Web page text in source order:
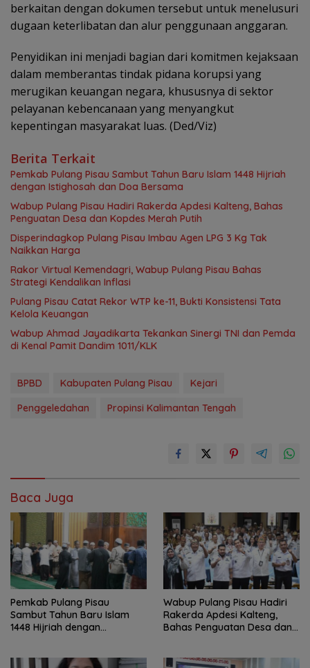
berkaitan dengan dokumen tersebut untuk menelusuri
dugaan keterlibatan dan alur penggunaan anggaran.
Penyidikan ini menjadi bagian dari komitmen kejaksaan
dalam memberantas tindak pidana korupsi yang
merugikan keuangan negara, khususnya di sektor
pelayanan kebencanaan yang menyangkut
kepentingan masyarakat luas. (Ded/Viz)
Berita Terkait
Pemkab Pulang Pisau Sambut Tahun Baru Islam 1448 Hijriah
dengan Istighosah dan Doa Bersama
Wabup Pulang Pisau Hadiri Rakerda Apdesi Kalteng, Bahas
Penguatan Desa dan Kopdes Merah Putih
Disperindagkop Pulang Pisau Imbau Agen LPG 3 Kg Tak
Naikkan Harga
Rakor Virtual Kemendagri, Wabup Pulang Pisau Bahas
Strategi Kendalikan Inflasi
Pulang Pisau Catat Rekor WTP ke-11, Bukti Konsistensi Tata
Kelola Keuangan
Wabup Ahmad Jayadikarta Tekankan Sinergi TNI dan Pemda
di Kenal Pamit Dandim 1011/KLK
BPBD Kabupaten Pulang Pisau
Kejari
Penggeledahan
Propinsi Kalimantan Tengah
Baca Juga
Pemkab Pulang Pisau
Sambut Tahun Baru Islam
1448 Hijriah dengan
Wabup Pulang Pisau Hadiri
Rakerda Apdesi Kalteng,
Bahas Penguatan Desa dan